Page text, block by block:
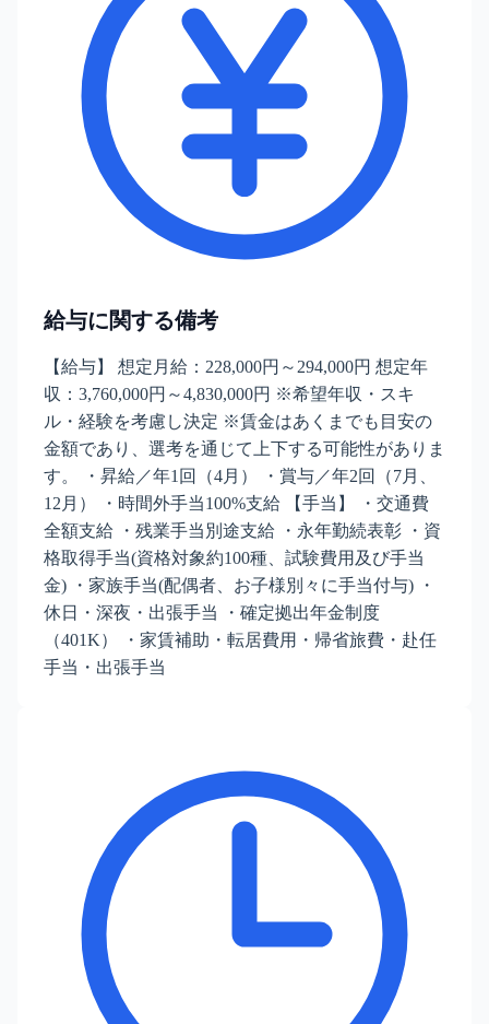
給与に関する備考
【給与】 想定月給：228,000円～294,000円 想定年
収：3,760,000円～4,830,000円 ※希望年収・スキ
ル・経験を考慮し決定 ※賃金はあくまでも目安の
金額であり、選考を通じて上下する可能性がありま
す。 ・昇給／年1回（4月） ・賞与／年2回（7月、
12月） ・時間外手当100%支給 【手当】 ・交通費
全額支給 ・残業手当別途支給 ・永年勤続表彰 ・資
格取得手当(資格対象約100種、試験費用及び手当
金) ・家族手当(配偶者、お子様別々に手当付与) ・
休日・深夜・出張手当 ・確定拠出年金制度
（401K） ・家賃補助・転居費用・帰省旅費・赴任
手当・出張手当